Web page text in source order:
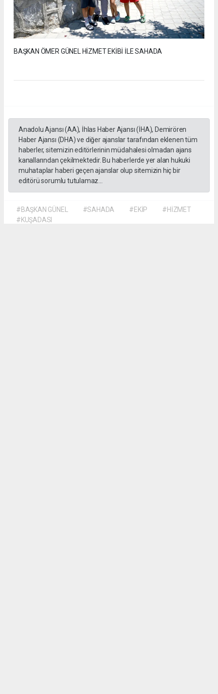
BAŞKAN ÖMER GÜNEL HİZMET EKİBİ İLE SAHADA
Anadolu Ajansı (AA), İhlas Haber Ajansı (İHA), Demirören
Haber Ajansı (DHA) ve diğer ajanslar tarafından eklenen tüm
haberler, sitemizin editörlerinin müdahalesi olmadan ajans
kanallarından çekilmektedir. Bu haberlerde yer alan hukuki
muhataplar haberi geçen ajanslar olup sitemizin hiç bir
editörü sorumlu tutulamaz...
#BAŞKAN GÜNEL #SAHADA #EKİP
#HİZMET
#KUŞADASI